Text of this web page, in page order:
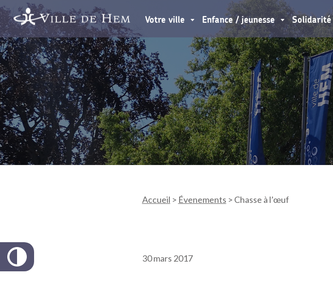
Votre ville Enfance / jeunesse Solidarité
Accueil > Évenements > Chasse à l’œuf
30 mars 2017